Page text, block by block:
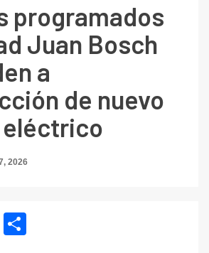
programados
Juan Bosch
a
de nuevo
2026
X